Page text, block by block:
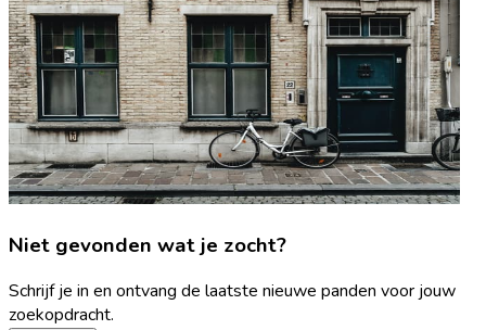
Niet gevonden wat je zocht?
Schrijf je in en ontvang de laatste nieuwe panden voor jouw
zoekopdracht.